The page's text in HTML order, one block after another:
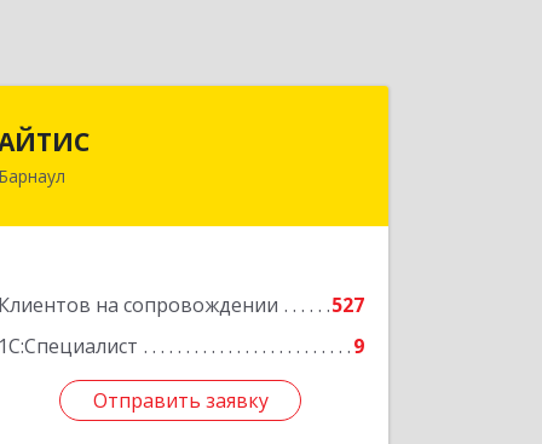
Барнаул
Клиентов на сопровождении
527
1С:Специалист
9
Отправить заявку
656067, Алтайский край, Барнаул г,
Отправить заявку